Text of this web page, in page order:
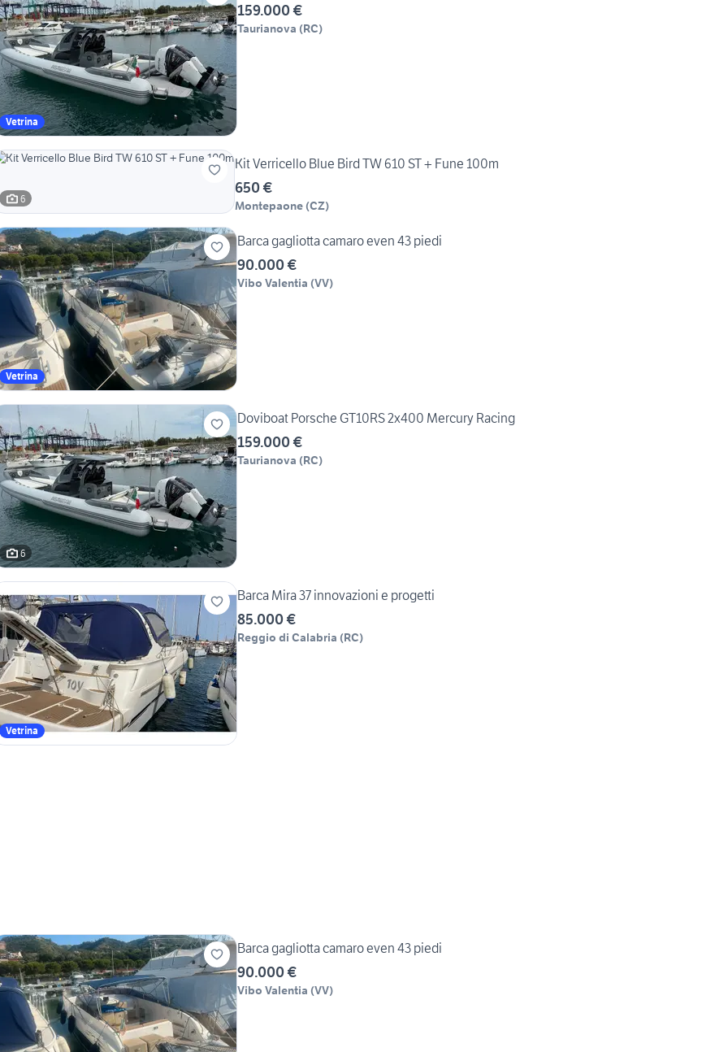
Vetrina
159.000 €
Taurianova (RC)
6
Kit Verricello Blue Bird TW 610 ST + Fune 100m
650 €
Montepaone (CZ)
Vetrina
Barca gagliotta camaro even 43 piedi
90.000 €
Vibo Valentia (VV)
6
Doviboat Porsche GT10RS 2x400 Mercury Racing
159.000 €
Taurianova (RC)
Vetrina
Barca Mira 37 innovazioni e progetti
85.000 €
Reggio di Calabria (RC)
Barca gagliotta camaro even 43 piedi
90.000 €
Vibo Valentia (VV)